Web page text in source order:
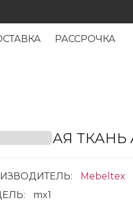
РАССРОЧКА
ТКАНЬ
Mebeltex
mx1